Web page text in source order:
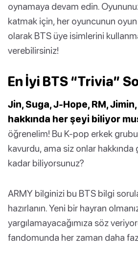
oynamaya devam edin.
katmak için, her oyuncunun
olarak BTS üye isimlerini
verebilirsiniz!
En İyi BTS “Trivia”
Jin, Suga, J-Hope, RM,
hakkında her şeyi biliyor
öğrenelim! Bu K-pop erkek grubu
kavurdu, ama siz onlar
kadar biliyorsunuz?
ARMY bilginizi bu BTS bilgi
hazırlanın. Yeni bir hayran
yargılamayacağımıza söz
fandomunda her zaman daha